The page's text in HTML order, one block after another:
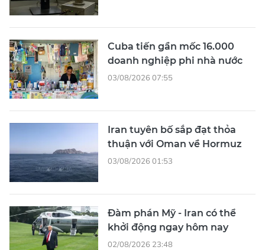
Cuba tiến gần mốc 16.000
doanh nghiệp phi nhà nước
03/08/2026 07:55
Iran tuyên bố sắp đạt thỏa
thuận với Oman về Hormuz
03/08/2026 01:53
Đàm phán Mỹ - Iran có thể
khởi động ngay hôm nay
02/08/2026 23:48